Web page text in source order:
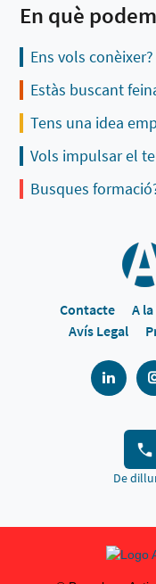
En què
Ens vols conèixer?
Estàs buscant
Tens una idea
Vols impulsar el
Busques
Contacte A
Avís Legal
De